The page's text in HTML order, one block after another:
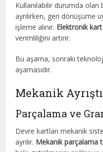
Kullanılabilir durumda olan
ayrılırken, geri dönüşüme
işleme alınır. Elektronik kart
verimliliğini artırır.
Bu aşama, sonraki
aşamasıdır.
Mekanik
Parçalama ve
Devre kartları mekanik
ayrılır. Mekanik parçalama